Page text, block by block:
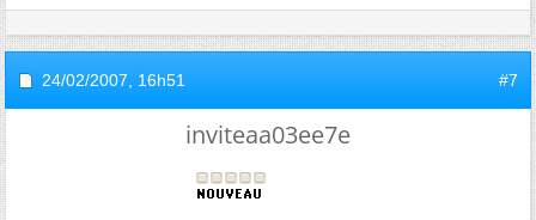
24/02/2007, 16h51 #7
inviteaa03ee7e